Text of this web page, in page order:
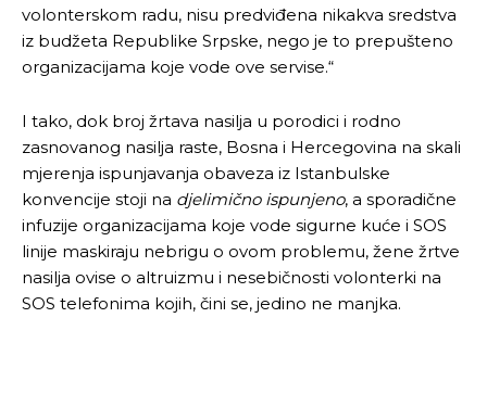
volonterskom radu, nisu predviđena nikakva sredstva
iz budžeta Republike Srpske, nego je to prepušteno
organizacijama koje vode ove servise.“
I tako, dok broj žrtava nasilja u porodici i rodno
zasnovanog nasilja raste, Bosna i Hercegovina na skali
mjerenja ispunjavanja obaveza iz Istanbulske
konvencije stoji na djelimično ispunjeno, a sporadične
infuzije organizacijama koje vode sigurne kuće i SOS
linije maskiraju nebrigu o ovom problemu, žene žrtve
nasilja ovise o altruizmu i nesebičnosti volonterki na
SOS telefonima kojih, čini se, jedino ne manjka.